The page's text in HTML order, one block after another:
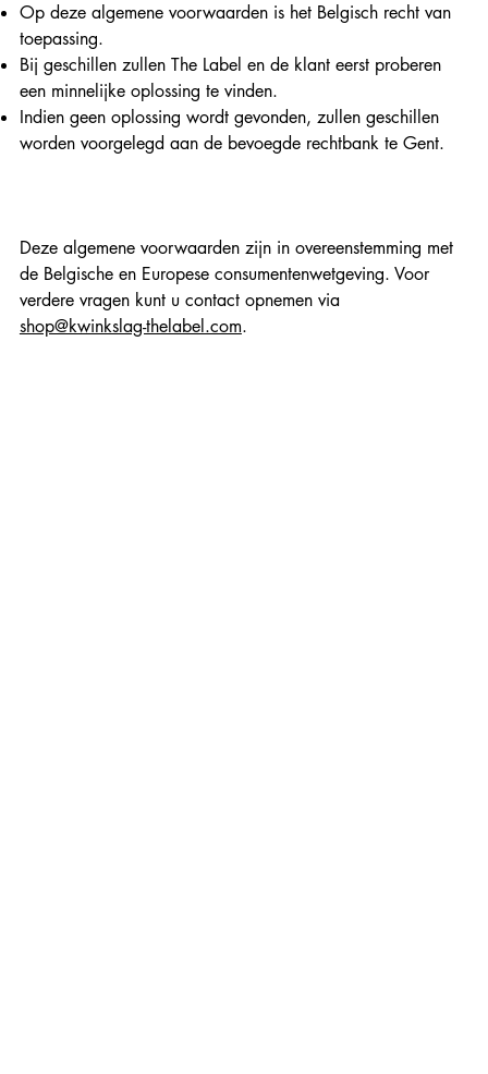
Op deze algemene voorwaarden is het Belgisch recht van
toepassing.
Bij geschillen zullen The Label en de klant eerst proberen
een minnelijke oplossing te vinden.
Indien geen oplossing wordt gevonden, zullen geschillen
worden voorgelegd aan de bevoegde rechtbank te Gent.
Deze algemene voorwaarden zijn in overeenstemming met
de Belgische en Europese consumentenwetgeving. Voor
verdere vragen kunt u contact opnemen via
shop@kwinkslag-thelabel.com.